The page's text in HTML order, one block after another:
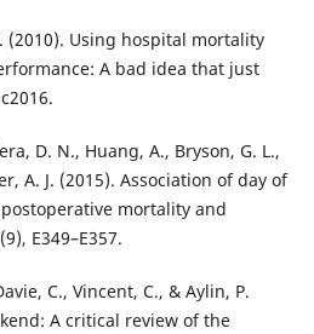
(2010). Using hospital mortality
A bad idea that just
D. N., Huang, A., Bryson, G. L.,
A. J. (2015). Association of day of
mortality and
E349–E357.
C., Vincent, C., & Aylin, P.
A critical review of the